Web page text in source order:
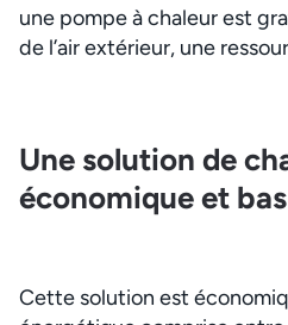
une pompe à chaleur est
de l’air extérieur, une
Une solution de
économique et
Cette solution est